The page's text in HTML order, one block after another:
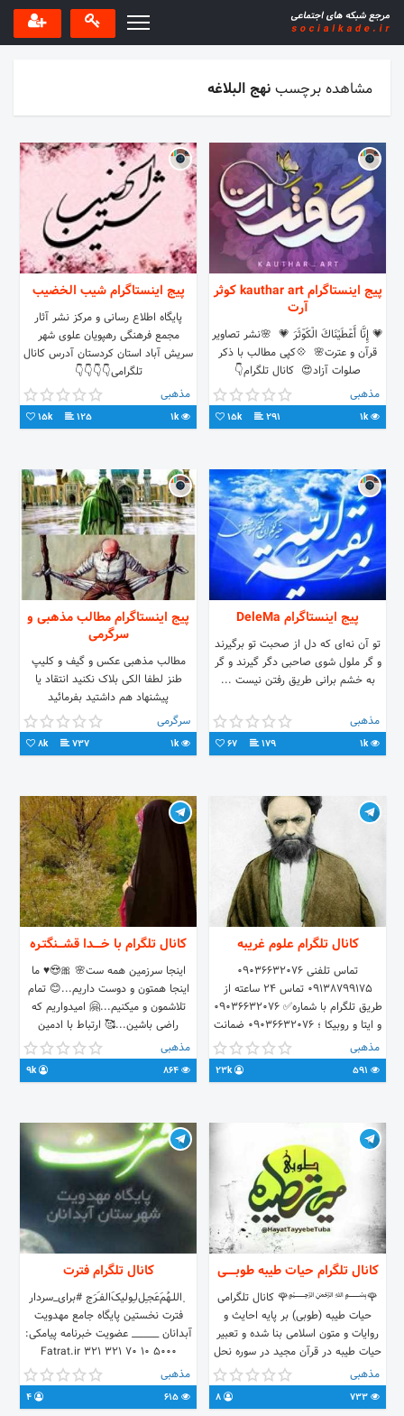
مشاهده برچسبنهج البلاغه
پیج اینستاگرام kauthar art کوثر
آرت
💗 إِنَّا أَعْطَيْنَاكَ الْكَوْثَرَ 💗 ‌ 🌸نشر تصاویر
قرآن و عترت🌸 ‌ 💠کپی مطالب با ذکر
صلوات آزاد😍 ‌‌ کانال تلگرام👇
مذهبی
1k
291
15k
پیج اینستاگرام شیب الخضیب
پایگاه اطلاع رسانی و مرکز نشر آثار
مجمع فرهنگی رهپویان علوی شهر
سریش آباد استان کردستان آدرس کانال
تلگرامی👇👇👇👇
مذهبی
1k
125
15k
پیج اینستاگرام DeleMa
تو آن نه‌ای که دل از صحبت تو برگیرند
و گر ملول شوی صاحبی دگر گیرند و گر
به خشم برانی طریق رفتن نیست ...
مذهبی
1k
179
67
پیج اینستاگرام مطالب مذهبی و
سرگرمی
مطالب مذهبی عکس و گیف و کلیپ
طنز لطفا الکی بلاک نکنید انتقاد یا
پیشنهاد هم داشتید بفرمائید
سرگرمی
1k
737
8k
کانال تلگرام علوم غریبه
تماس تلفنی 09036632076
09138799175 تماس ۲۴ ساعته از
طریق تلگرام با شماره✅ 09036632076
و ایتا و روبیکا ؛ 09036632076 ضمانت
کتبی🔰 حضوری و غیر حضوری🔰
سرکتاب با موکل پاکسازی طالع با موکل
باطل سحر و بخت گشایی طلسمات
مذهبی
23k
کانال تلگرام با خــــدا قشـــنگتـره
اینجا سرزمین همه ست🌸 🎀😍♥️ ما
اینجا همتون و دوست داریم...😊 تمام
تلاشمون و میکنیم...🤗 امیدواریم که
راضی باشین...🥰 ارتباط با ادمین
https://t.me/marzieh_pourfaraj
مذهبی
9k
کانال تلگرام حیات طیبه طوبـــــی
🌹﷽🌹 کانال تلگرامی
حیات طیبه (طوبی) بر پایه احایث و
روایات و متون اسلامی بنا شده و تعبیر
حیات طیبه در قرآن مجید در سوره نحل
آیه 97 آمده است. #ادمین (انتقاد ،
تبادل ، تبلیغ) : @Atryas_ir حیات طیبه
طوبی⬇ 🆔 @HayatTayyebeTuba
مذهبی
کانال تلگرام فترت
‎﮼اللــهُمَ‌عَجـِـل‌لـِـولیکَ‌الفـَـرَج #برای_سردار
فترت نخستین پایگاه جامع مهدویت
آبدانان ______ عضویت خبرنامه پیامکی:
5000 10 70 321 321 ‏Fatrat.ir
مذهبی